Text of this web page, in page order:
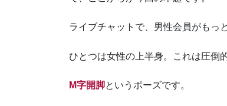
ライブチャットで、男性会員がもっ
ひとつは女性の上半身。これは圧
M字開脚というポーズです。